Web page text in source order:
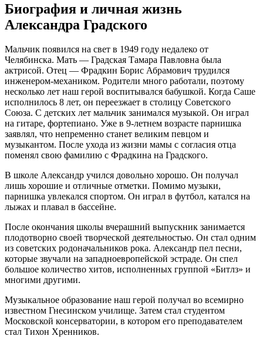
Биография и личная жизнь
Александра Градского
Мальчик появился на свет в 1949 году недалеко от
Челябинска. Мать — Градская Тамара Павловна была
актрисой. Отец — Фрадкин Борис Абрамович трудился
инженером-механиком. Родители много работали, поэтому
несколько лет наш герой воспитывался бабушкой. Когда Саше
исполнилось 8 лет, он переезжает в столицу Советского
Союза. С детских лет мальчик занимался музыкой. Он играл
на гитаре, фортепиано. Уже в 9-летнем возрасте парнишка
заявлял, что непременно станет великим певцом и
музыкантом. После ухода из жизни мамы с согласия отца
поменял свою фамилию с Фрадкина на Градского.
В школе Александр учился довольно хорошо. Он получал
лишь хорошие и отличные отметки. Помимо музыки,
парнишка увлекался спортом. Он играл в футбол, катался на
лыжах и плавал в бассейне.
После окончания школы вчерашний выпускник занимается
плодотворно своей творческой деятельностью. Он стал одним
из советских родоначальников рока. Александр пел песни,
которые звучали на западноевропейской эстраде. Он спел
большое количество хитов, исполненных группой «Битлз» и
многими другими.
Музыкальное образование наш герой получал во всемирно
известном Гнесинском училище. Затем стал студентом
Московской консерватории, в котором его преподавателем
стал Тихон Хренников.